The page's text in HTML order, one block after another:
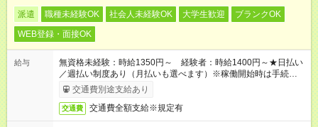
派遣 職種未経験OK 社会人未経験OK 大学生歓迎
ブランクOK
WEB登録・面接OK
給与
無資格未経験：時給1350円～ 経験者：時給1400円～★日払い
／週払い制度あり（月払いも選べます）※稼働開始時は手続き完
了次第のお支払いとなります。
交通費別途支給あり
交通費 交通費全額支給※規定有